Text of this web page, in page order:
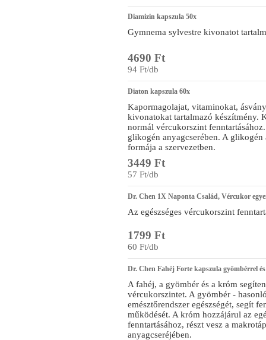
Diamizin kapszula 50x
Gymnema sylvestre kivonatot
4690 Ft
94 Ft/db
Diaton kapszula 60x
Kapormagolajat, vitaminokat,
kivonatokat tartalmazó készítmény.
normál vércukorszint
glikogén anyagcserében. A
formája a szervezetben.
3449 Ft
57 Ft/db
Dr. Chen 1X Naponta Család, Vércukor
Az egészséges vércukorszint
1799 Ft
60 Ft/db
Dr. Chen Fahéj Forte kapszula gyömbérrel
A fahéj, a gyömbér és a króm
vércukorszintet. A gyömbér -
emésztőrendszer egészségét, segít
működését. A króm hozzájárul az
fenntartásához, részt vesz a
anyagcseréjében.